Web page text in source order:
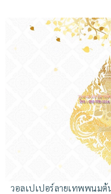
วอลเปเปอร์ลายเทพพนมต้